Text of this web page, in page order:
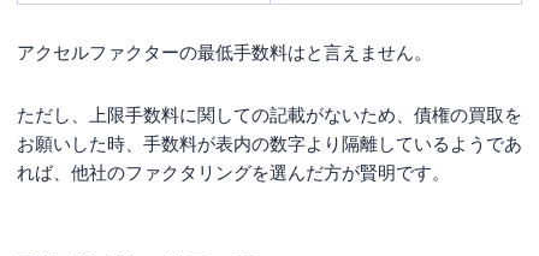
アクセルファクターの最低手数料はと言えません。
ただし、上限手数料に関しての記載がないため、債権の買取を
お願いした時、手数料が表内の数字より隔離しているようであ
れば、他社のファクタリングを選んだ方が賢明です。